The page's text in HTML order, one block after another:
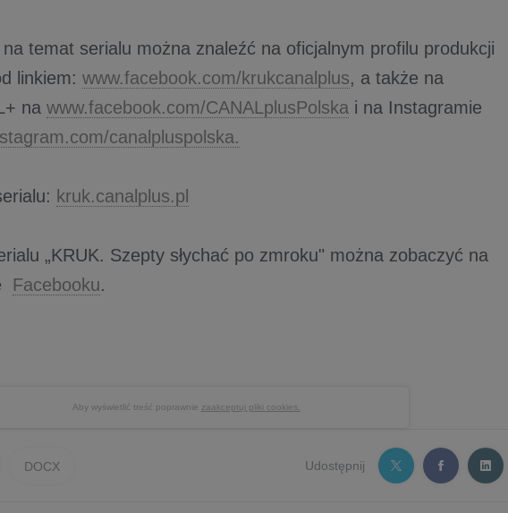
temat serialu można znaleźć na oficjalnym profilu produkcji
linkiem: www.facebook.com/krukcanalplus, a także na
na www.facebook.com/CANALplusPolska i na Instagramie
canalpluspolska.
kruk.canalplus.pl
„KRUK. Szepty słychać po zmroku" można zobaczyć na
Facebooku.
Aby wyświetlić treść poprawnie zaakceptuj pliki cookies.
DOCX Udostępnij